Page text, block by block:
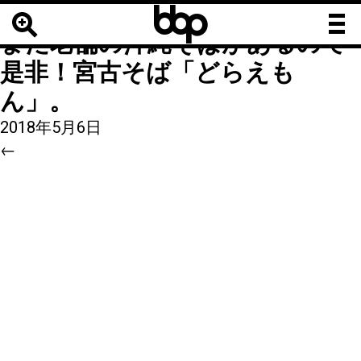
bbb
8| ←
【沖縄そば】国際通りにも
まだ老舗の沖縄そばがあるので
是非！宮古そば「どらえも
ん」。
2018年5月6日
←